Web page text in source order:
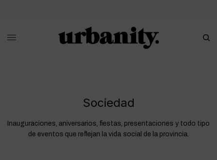
Sociedad
Inauguraciones, aniversarios, fiestas, presentaciones y todo tipo
de eventos que reflejan la vida social de la provincia.